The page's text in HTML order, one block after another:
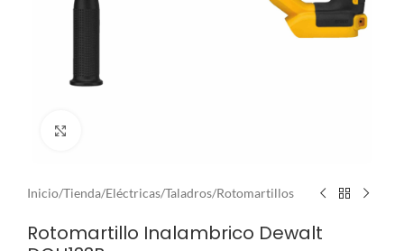
Inicio/Tienda/Eléctricas/Taladros/Rotomartillos
Rotomartillo Inalambrico Dewalt